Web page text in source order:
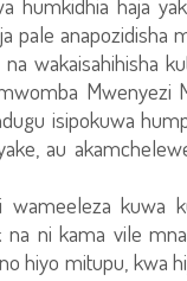
pale anapozidisha
wakaisahihisha
isipokuwa
au
kuwa
na ni kama vile
hiyo mitupu, kwa